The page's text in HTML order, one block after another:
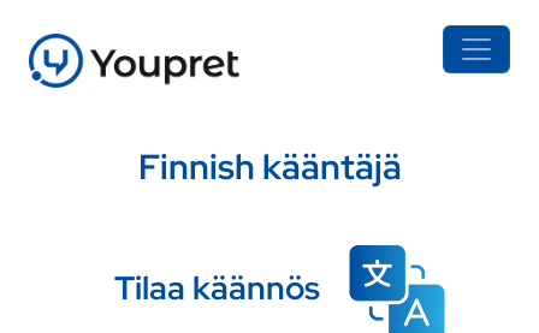
Finnish kääntäjä
Tilaa käännös